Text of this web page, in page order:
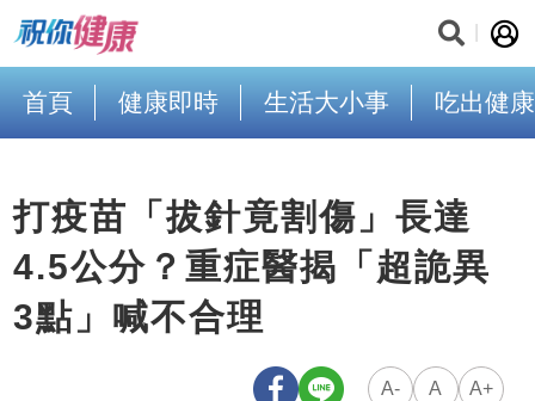
首頁 健康即時 生活大小事 吃出健康
打疫苗「拔針竟割傷」長達
4.5公分？重症醫揭「超詭異
3點」喊不合理
A- A A+